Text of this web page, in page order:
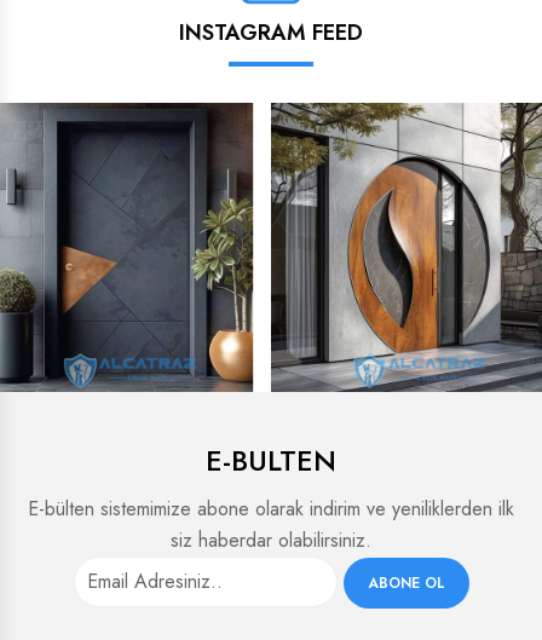
INSTAGRAM FEED
E-BULTEN
E-bülten sistemimize abone olarak indirim ve yeniliklerden ilk
siz haberdar olabilirsiniz.
ABONE OL